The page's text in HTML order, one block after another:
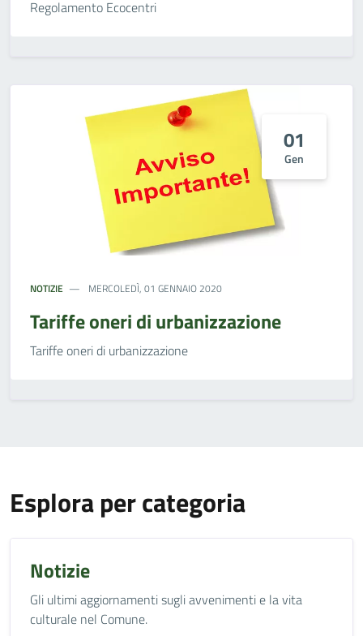
Regolamento Ecocentri
01
Gen
NOTIZIE MERCOLEDÌ, 01 GENNAIO 2020
Tariffe oneri di urbanizzazione
Tariffe oneri di urbanizzazione
Esplora per categoria
Notizie
Gli ultimi aggiornamenti sugli avvenimenti e la vita
culturale nel Comune.